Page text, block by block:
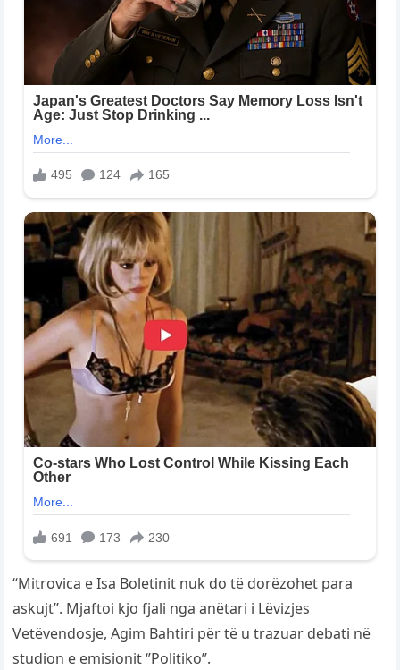
“Mitrovica e Isa Boletinit nuk do të dorëzohet para
askujt’’. Mjaftoi kjo fjali nga anëtari i Lëvizjes
Vetëvendosje, Agim Bahtiri për të u trazuar debati në
studion e emisionit ‘’Politiko’’.